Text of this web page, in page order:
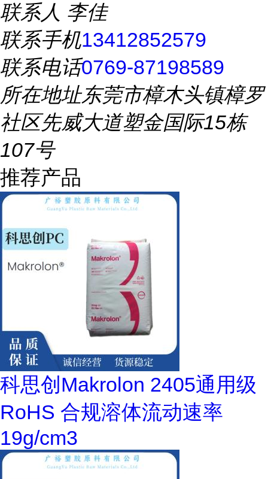
联系人 李佳
联系手机13412852579
联系电话0769-87198589
所在地址东莞市樟木头镇樟罗
社区先威大道塑金国际15栋
107号
推荐产品
科思创Makrolon 2405通用级
RoHS 合规溶体流动速率
19g/cm3